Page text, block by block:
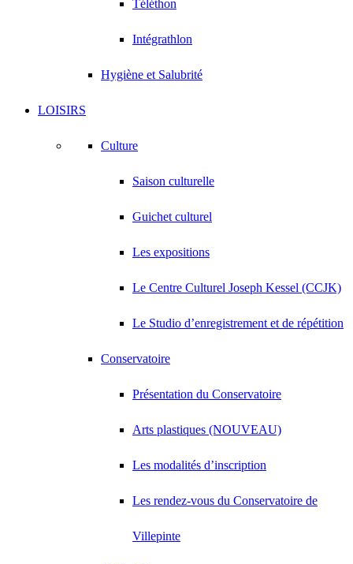
Téléthon
Intégrathlon
Hygiène et Salubrité
LOISIRS
Culture
Saison culturelle
Guichet culturel
Les expositions
Le Centre Culturel Joseph Kessel (CCJK)
Le Studio d’enregistrement et de répétition
Conservatoire
Présentation du Conservatoire
Arts plastiques (NOUVEAU)
Les modalités d’inscription
Les rendez-vous du Conservatoire de
Villepinte